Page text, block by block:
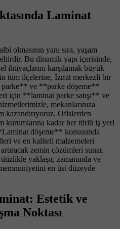
Laminat
olmasının yanı sıra, yaşam
Bu dinamik yapı içerisinde,
ihtiyaçlarını karşılamak büyük
tüm ilçelerine, İzmit merkezli bir
ve **parke döşeme**
için **laminat parke satışı** ve
mekanlarınıza
kazandırıyoruz. Ofislerden
kurumlarına kadar her türlü iş yeri
döşeme** konusunda
ve en kaliteli malzemeleri
zemin çözümleri sunar.
yaklaşır, zamanında ve
en üst düzeyde
Estetik ve
Noktası